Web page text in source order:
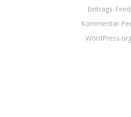
Eintrags-Feed
Kommentar-